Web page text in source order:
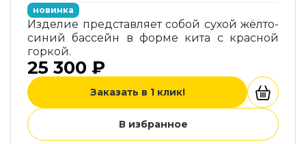
новинка
Изделие представляет собой сухой жёлто-
синий бассейн в форме кита с красной
горкой.
25 300 ₽
Заказать в 1 клик!
В избранное